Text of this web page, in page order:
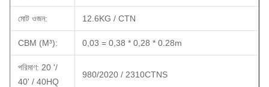
মোট ওজন: 12.6KG / CTN
CBM (M³): 0,03 = 0,38 * 0,28 * 0.28m
পরিমাণ: 20 '/
40' / 40HQ
980/2020 / 2310CTNS